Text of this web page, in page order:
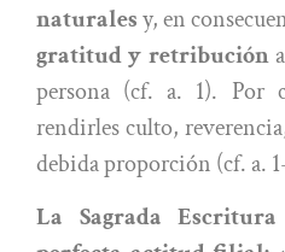
naturalesy, en
gratitud y retribución
persona (cf. a. 1). Por
rendirles culto,
debida proporción (cf. a.
La Sagrada